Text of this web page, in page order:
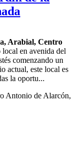
Arabial, Centro
local en avenida del
comenzando un
actual, este local es
la oportu...